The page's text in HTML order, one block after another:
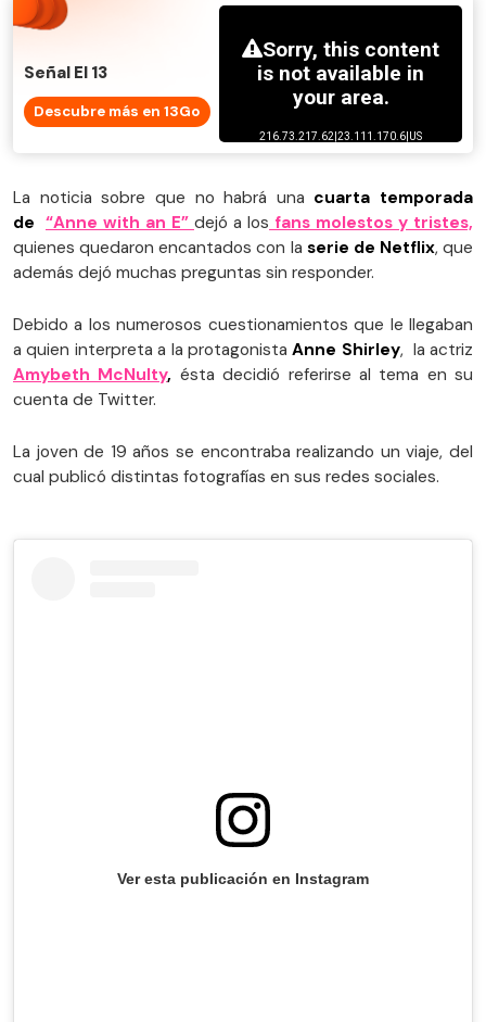
Señal El 13
Descubre más en 13Go
La noticia sobre que no habrá una cuarta temporada
de “Anne with an E” dejó a los fans molestos y tristes,
quienes quedaron encantados con la serie de Netflix, que
además dejó muchas preguntas sin responder.
Debido a los numerosos cuestionamientos que le llegaban
a quien interpreta a la protagonistaAnne Shirley, la actriz
Amybeth McNulty, ésta decidió referirse al tema en su
cuenta de Twitter.
La joven de 19 años se encontraba realizando un viaje, del
cual publicó distintas fotografías en sus redes sociales.
Ver esta publicación en Instagram